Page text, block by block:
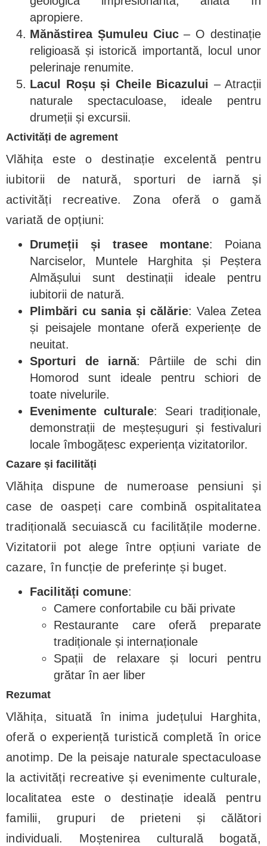
apropiere.
Mănăstirea Șumuleu Ciuc– O destinație
religioasă și istorică importantă, locul unor
pelerinaje renumite.
Lacul Roșu și Cheile Bicazului – Atracții
naturale spectaculoase, ideale pentru
drumeții și excursii.
Activități de agrement
Vlăhița este o destinație excelentă pentru
iubitorii de natură, sporturi de iarnă și
activități recreative. Zona oferă o gamă
variată de opțiuni:
Drumeții și trasee montane: Poiana
Narciselor, Muntele Harghita și Peștera
Almășului sunt destinații ideale pentru
iubitorii de natură.
Plimbări cu sania și călărie: Valea Zetea
și peisajele montane oferă experiențe de
neuitat.
Sporturi de iarnă: Pârtiile de schi din
Homorod sunt ideale pentru schiori de
toate nivelurile.
Evenimente culturale: Seari tradiționale,
demonstrații de meșteșuguri și festivaluri
locale îmbogățesc experiența vizitatorilor.
Cazare și facilități
Vlăhița dispune de numeroase pensiuni și
case de oaspeți care combină ospitalitatea
tradițională secuiască cu facilitățile moderne.
Vizitatorii pot alege între opțiuni variate de
cazare, în funcție de preferințe și buget.
Facilități comune:
Camere confortabile cu băi private
Restaurante care oferă preparate
tradiționale și internaționale
Spații de relaxare și locuri pentru
grătar în aer liber
Rezumat
Vlăhița, situată în inima județului Harghita,
oferă o experiență turistică completă în orice
anotimp. De la peisaje naturale spectaculoase
la activități recreative și evenimente culturale,
localitatea este o destinație ideală pentru
familii, grupuri de prieteni și călători
individuali. Moștenirea culturală bogată,